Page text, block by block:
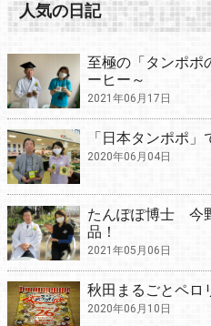
人気の日記
至極の「タンポポ
ーヒー～
2021年06月17日
「日本タンポポ」
2020年06月04日
たんぽぽ博士 今
品！
2021年05月06日
秋田まるごとペロ
2020年06月10日